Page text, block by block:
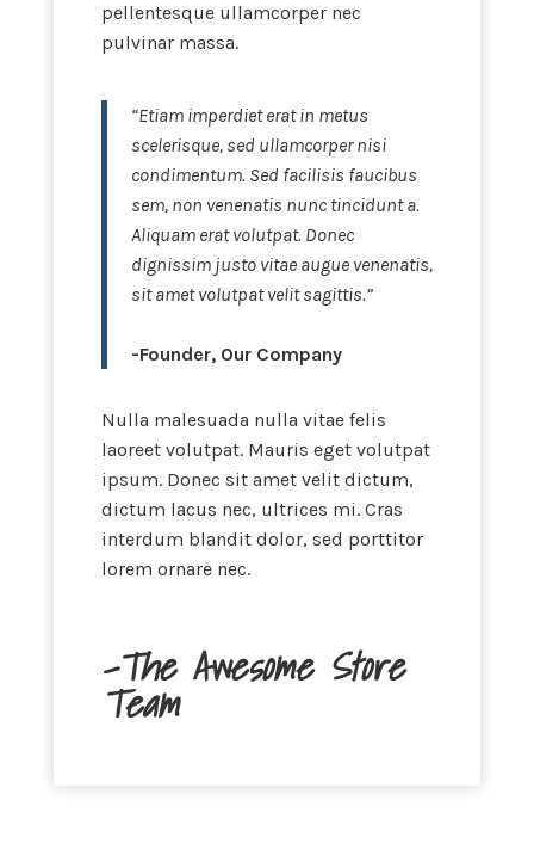
pellentesque ullamcorper nec
pulvinar massa.
“Etiam imperdiet erat in metus
scelerisque, sed ullamcorper nisi
condimentum. Sed facilisis faucibus
sem, non venenatis nunc tincidunt a.
Aliquam erat volutpat. Donec
dignissim justo vitae augue venenatis,
sit amet volutpat velit sagittis.”
-Founder, Our Company
Nulla malesuada nulla vitae felis
laoreet volutpat. Mauris eget volutpat
ipsum. Donec sit amet velit dictum,
dictum lacus nec, ultrices mi. Cras
interdum blandit dolor, sed porttitor
lorem ornare nec.
-The Awesome Store
Team